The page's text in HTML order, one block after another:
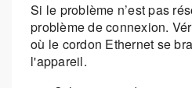
Si le problème n’est pas
problème de connexion.
où le cordon Ethernet se
l'appareil.